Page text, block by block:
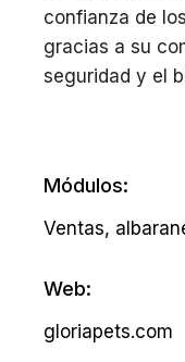
confianza de
gracias a su
seguridad y el
Módulos:
Ventas,
Web:
gloriapets.com